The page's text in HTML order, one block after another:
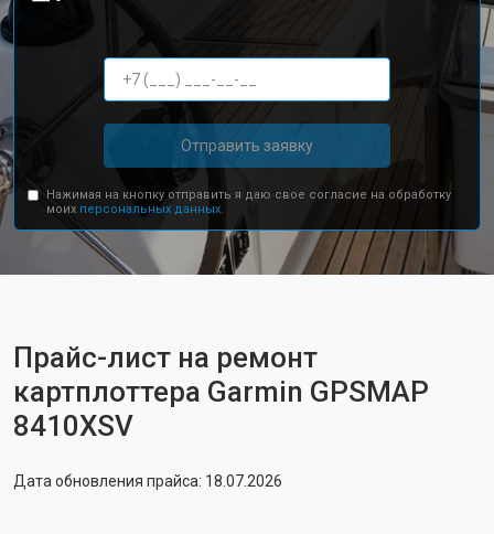
Отправить заявку
Нажимая на кнопку отправить я даю свое согласие на обработку
моих персональных данных.
Прайс-лист на ремонт
картплоттера Garmin GPSMAP
8410XSV
Дата обновления прайса: 18.07.2026